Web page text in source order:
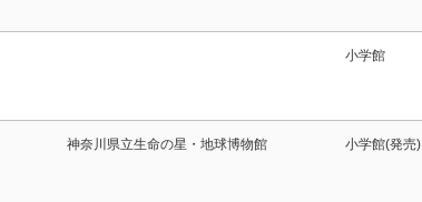
小学館
神奈川県立生命の星・地球博物館 小学館(発売)